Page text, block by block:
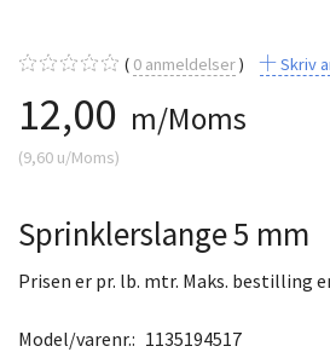
0 anmeldelser Skriv
12,00 m/Moms
(9,60 u/Moms)
Sprinklerslange 5 mm
Prisen er pr. lb. mtr. Maks. bestilling
Model/varenr.: 1135194517